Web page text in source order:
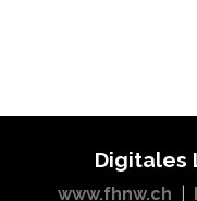
Digitales
www.fhnw.ch